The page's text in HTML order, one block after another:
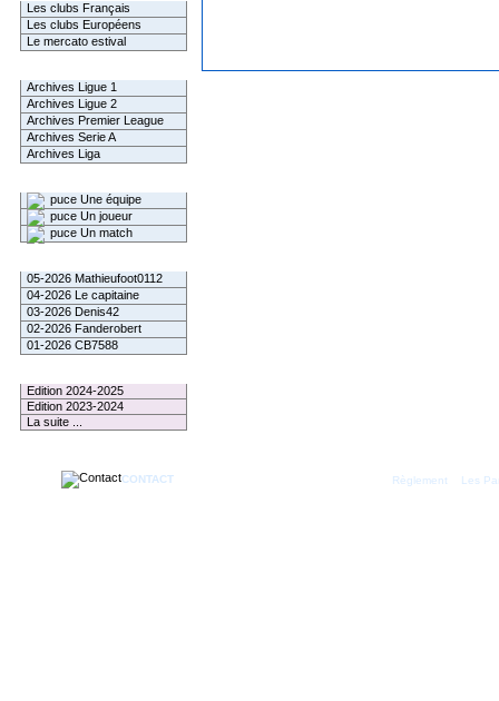
Les clubs Français
Les clubs Européens
Le mercato estival
Archives Ligue 1
Archives Ligue 2
Archives Premier League
Archives Serie A
Archives Liga
Une équipe
Un joueur
Un match
05-2026 Mathieufoot0112
04-2026 Le capitaine
03-2026 Denis42
02-2026 Fanderobert
01-2026 CB7588
Edition 2024-2025
Edition 2023-2024
La suite ...
CONTACT Règlement Les